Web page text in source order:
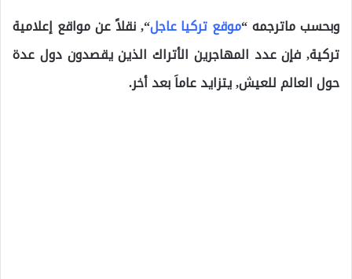
وبحسب ماترجمه “موقع تركيا عاجل“, نقلاً عن مواقع إعلامية
تركية, فإن عدد المهاجرين الأتراك الذين يقصدون دول عدة
حول العالم للعيش, يتزايد عاماَ بعد أخر.